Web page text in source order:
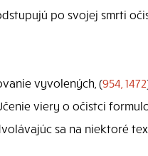
po svojej smrti
vyvolených, (954, 1472
viery o očistci
sa na niektoré